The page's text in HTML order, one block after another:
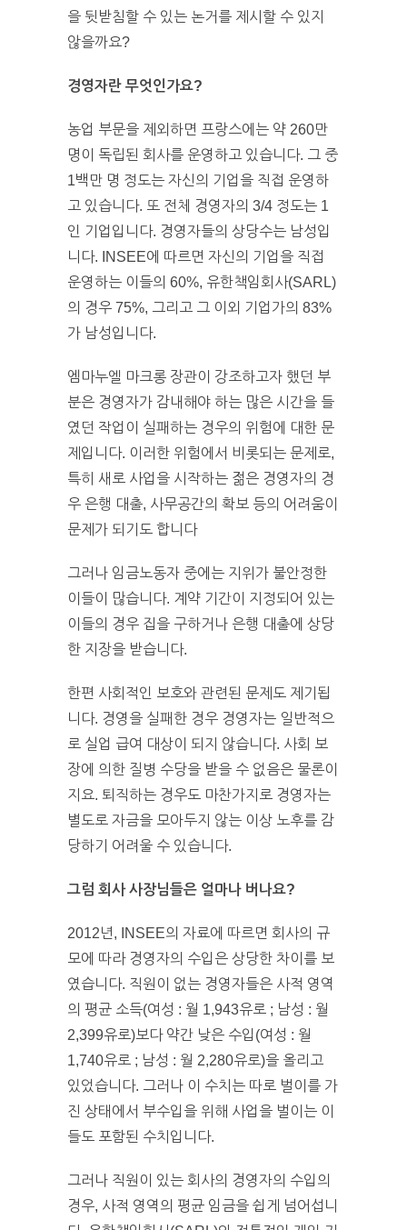
을 뒷받침할 수 있는 논거를 제시할 수 있지
않을까요?
경영자란 무엇인가요?
농업 부문을 제외하면 프랑스에는 약 260만
명이 독립된 회사를 운영하고 있습니다. 그 중
1백만 명 정도는 자신의 기업을 직접 운영하
고 있습니다. 또 전체 경영자의 3/4 정도는 1
인 기업입니다. 경영자들의 상당수는 남성입
니다. INSEE에 따르면 자신의 기업을 직접
운영하는 이들의 60%, 유한책임회사(SARL)
의 경우 75%, 그리고 그 이외 기업가의 83%
가 남성입니다.
엠마누엘 마크롱 장관이 강조하고자 했던 부
분은 경영자가 감내해야 하는 많은 시간을 들
였던 작업이 실패하는 경우의 위험에 대한 문
제입니다. 이러한 위험에서 비롯되는 문제로,
특히 새로 사업을 시작하는 젊은 경영자의 경
우 은행 대출, 사무공간의 확보 등의 어려움이
문제가 되기도 합니다
그러나 임금노동자 중에는 지위가 불안정한
이들이 많습니다. 계약 기간이 지정되어 있는
이들의 경우 집을 구하거나 은행 대출에 상당
한 지장을 받습니다.
한편 사회적인 보호와 관련된 문제도 제기됩
니다. 경영을 실패한 경우 경영자는 일반적으
로 실업 급여 대상이 되지 않습니다. 사회 보
장에 의한 질병 수당을 받을 수 없음은 물론이
지요. 퇴직하는 경우도 마찬가지로 경영자는
별도로 자금을 모아두지 않는 이상 노후를 감
당하기 어려울 수 있습니다.
그럼 회사 사장님들은 얼마나 버나요?
2012년, INSEE의 자료에 따르면 회사의 규
모에 따라 경영자의 수입은 상당한 차이를 보
였습니다. 직원이 없는 경영자들은 사적 영역
의 평균 소득(여성 : 월 1,943유로 ; 남성 : 월
2,399유로)보다 약간 낮은 수입(여성 : 월
1,740유로 ; 남성 : 월 2,280유로)을 올리고
있었습니다. 그러나 이 수치는 따로 벌이를 가
진 상태에서 부수입을 위해 사업을 벌이는 이
들도 포함된 수치입니다.
그러나 직원이 있는 회사의 경영자의 수입의
경우, 사적 영역의 평균 임금을 쉽게 넘어섭니